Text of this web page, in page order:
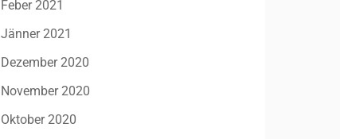
Feber 2021
Jänner 2021
Dezember 2020
November 2020
Oktober 2020